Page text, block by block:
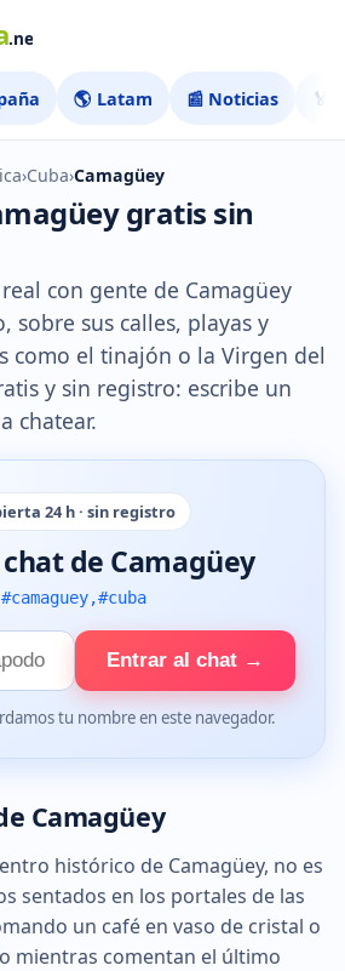
🌎 Latam 📰 Noticias 🏅
›Cuba›Camagüey
gratis sin
con gente de Camagüey
sobre sus calles, playas y
como el tinajón o la Virgen del
y sin registro: escribe un
chatear.
24 h · sin registro
de Camagüey
#camaguey,#cuba
Entrar al chat →
tu nombre en este navegador.
Camagüey
histórico de Camagüey, no es
sentados en los portales de las
un café en vaso de cristal o
mientras comentan el último